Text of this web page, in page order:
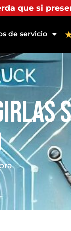
(física
de servicio